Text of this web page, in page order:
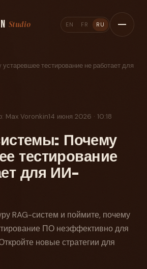
Studio EN FR RU
тестирование не работает для
Max Voronkin14 июня 2026 · 10:18
Почему
тестирование
для ИИ-
RAG-систем и поймите, почему
ПО неэффективно для
новые стратегии для